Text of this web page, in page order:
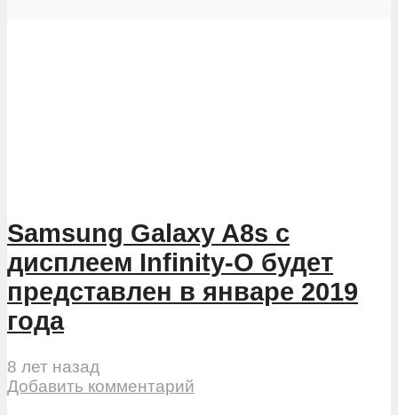
Samsung Galaxy A8s с
дисплеем Infinity-O будет
представлен в январе 2019
года
8 лет назад
Добавить комментарий